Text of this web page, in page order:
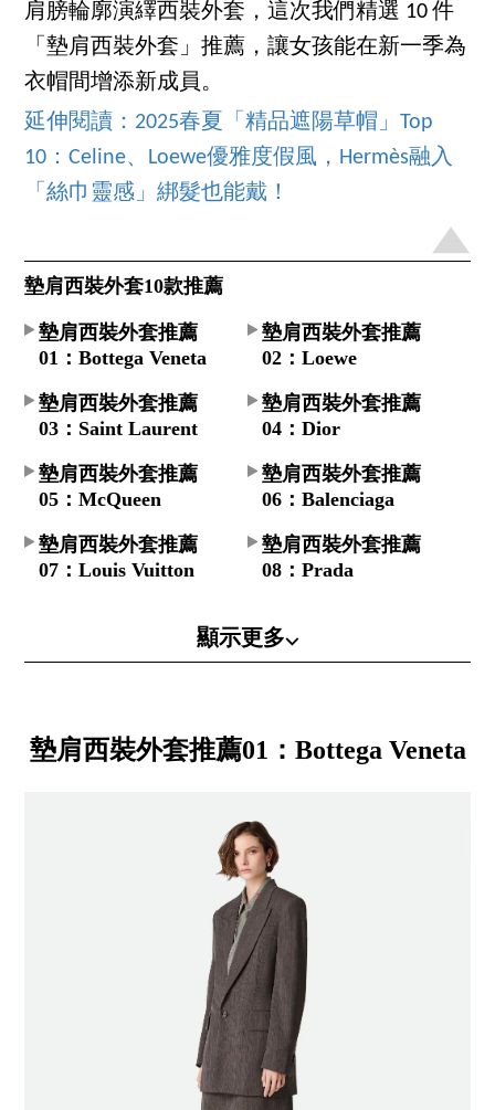
肩膀輪廓演繹西裝外套，這次我們精選 10 件
「墊肩西裝外套」推薦，讓女孩能在新一季為
衣帽間增添新成員。
延伸閱讀：2025春夏「精品遮陽草帽」Top
10：Celine、Loewe優雅度假風，Hermès融入
「絲巾靈感」綁髮也能戴！
墊肩西裝外套10款推薦
墊肩西裝外套推薦
01：Bottega Veneta
墊肩西裝外套推薦
02：Loewe
墊肩西裝外套推薦
03：Saint Laurent
墊肩西裝外套推薦
04：Dior
墊肩西裝外套推薦
05：McQueen
墊肩西裝外套推薦
06：Balenciaga
墊肩西裝外套推薦
07：Louis Vuitton
墊肩西裝外套推薦
08：Prada
顯示更多⌵
墊肩西裝外套推薦01：Bottega Veneta